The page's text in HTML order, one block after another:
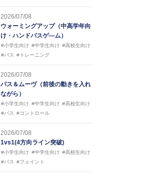
2026/07/08
ウォーミングアップ（中高学年向
け・ハンドパスゲ―ム）
#小学生向け #中学生向け #高校生向け
#パス
#トレーニング
2026/07/08
パス＆ムーヴ（前後の動きを入れ
ながら）
#小学生向け #中学生向け #高校生向け
#パス
#コントロール
2026/07/08
1vs1(4方向ライン突破)
#小学生向け #中学生向け #高校生向け
#パス
#フェイント